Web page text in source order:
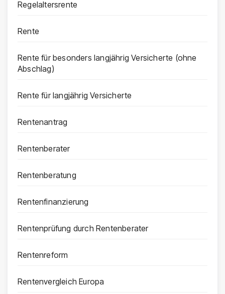
Regelaltersrente
Rente
Rente für besonders langjährig Versicherte (ohne
Abschlag)
Rente für langjährig Versicherte
Rentenantrag
Rentenberater
Rentenberatung
Rentenfinanzierung
Rentenprüfung durch Rentenberater
Rentenreform
Rentenvergleich Europa